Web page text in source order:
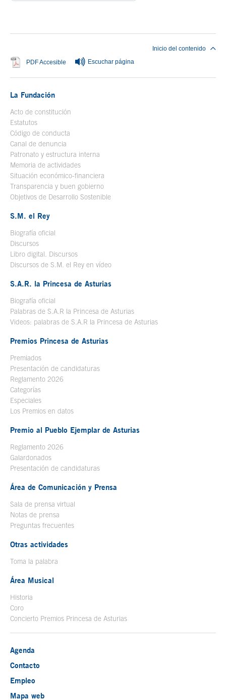
PDF Accesible Se abre en ventana nueva
Escuchar página
Inicio del contenido
La Fundación
Acto de constitución
Estatutos
Código de conducta
Canal de denuncia
Patronato y estructura interna
Memoria de actividades
Situación económico-financiera
Transparencia y buen gobierno
Objetivos de Desarrollo Sostenible
S.M. el Rey
Biografía oficial
Discursos
Libro digital. Discursos
Discursos de S.M. el Rey en vídeo
S.A.R. la Princesa de Asturias
Biografía oficial
Palabras de S.A.R la Princesa de Asturias
Videos: palabras de S.A.R la Princesa de Asturias
Premios Princesa de Asturias
Premiados
Presentación de candidaturas
Reglamento 2026
Categorías
Especiales
Los Premios en datos
Premio al Pueblo Ejemplar de Asturias
Reglamento 2026
Galardonados
Presentación de candidaturas
Área de Comunicación y Prensa
Sala de prensa virtual
Notas de prensa
Preguntas frecuentes
Otras actividades
Toma la palabra
Área Musical
Historia
Coro
Concierto Premios Princesa de Asturias
Agenda
Contacto
Empleo
Mapa web